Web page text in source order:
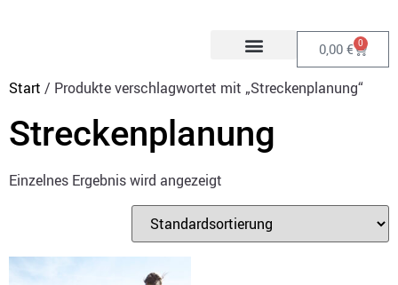
0,00 € 0
Start / Produkte verschlagwortet mit „Streckenplanung“
Streckenplanung
Einzelnes Ergebnis wird angezeigt